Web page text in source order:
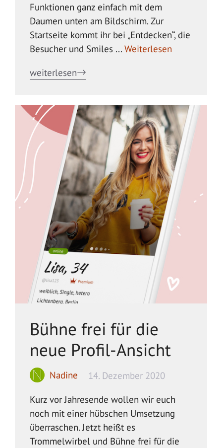
Funktionen ganz einfach mit dem
Daumen unten am Bildschirm. Zur
Startseite kommt ihr bei „Entdecken“, die
Besucher und Smiles ... Weiterlesen
weiterlesen
Bühne frei für die
neue Profil-Ansicht
Nadine
14. Dezember 2020
Kurz vor Jahresende wollen wir euch
noch mit einer hübschen Umsetzung
überraschen. Jetzt heißt es
Trommelwirbel und Bühne frei für die